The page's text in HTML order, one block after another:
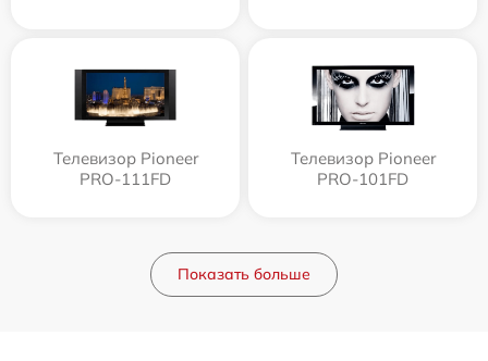
Телевизор Pioneer
PRO-111FD
Телевизор Pioneer
PRO-101FD
Показать больше